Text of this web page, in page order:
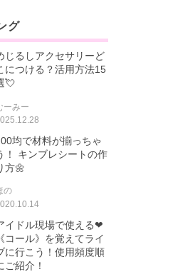
グ
じるしアクセサリーど
につける？活用方法15
💘
ーみー
均で材料が揃っちゃ
！ キンブレシートの作
方🌼
の
イドル現場で使える❤
《コール》を覚えてライ
に行こう！使用頻度順
ご紹介！